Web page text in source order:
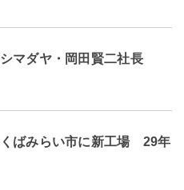
マダヤ・岡田賢二社長
くばみらい市に新工場 29年